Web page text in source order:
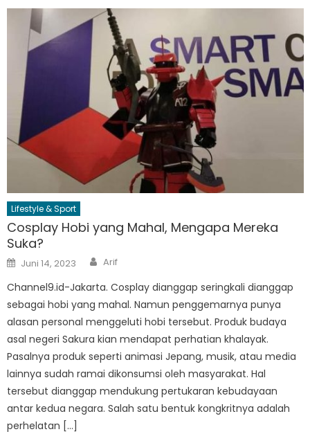
Lifestyle & Sport
Cosplay Hobi yang Mahal, Mengapa Mereka
Suka?
Posted
on
Juni 14, 2023 Author
Arif
Channel9.id-Jakarta. Cosplay dianggap seringkali dianggap
sebagai hobi yang mahal. Namun penggemarnya punya
alasan personal menggeluti hobi tersebut. Produk budaya
asal negeri Sakura kian mendapat perhatian khalayak.
Pasalnya produk seperti animasi Jepang, musik, atau media
lainnya sudah ramai dikonsumsi oleh masyarakat. Hal
tersebut dianggap mendukung pertukaran kebudayaan
antar kedua negara. Salah satu bentuk kongkritnya adalah
perhelatan […]